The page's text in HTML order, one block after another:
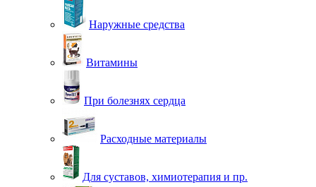
Наружные средства
Витамины
При болезнях сердца
Расходные материалы
Для суставов, химиотерапия и пр.